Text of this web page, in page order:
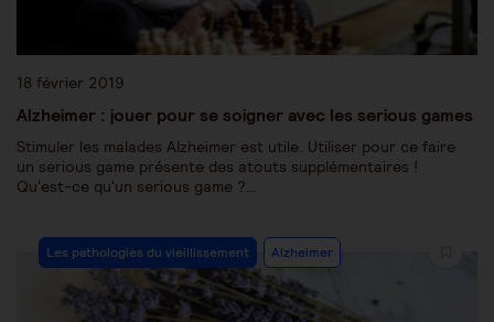
18 février 2019
Alzheimer : jouer pour se soigner avec les serious games
Stimuler les malades Alzheimer est utile. Utiliser pour ce faire
un serious game présente des atouts supplémentaires !
Qu'est-ce qu'un serious game ?…
Les pathologies du vieillissement Alzheimer